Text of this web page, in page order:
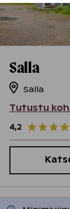
Salla
Salla
Tutustu
4,2